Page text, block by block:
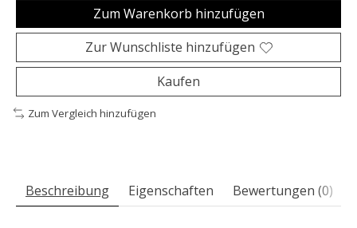
Zum Warenkorb hinzufügen
Zur Wunschliste hinzufügen
Kaufen
Zum Vergleich hinzufügen
Beschreibung Eigenschaften Bewertungen (0)